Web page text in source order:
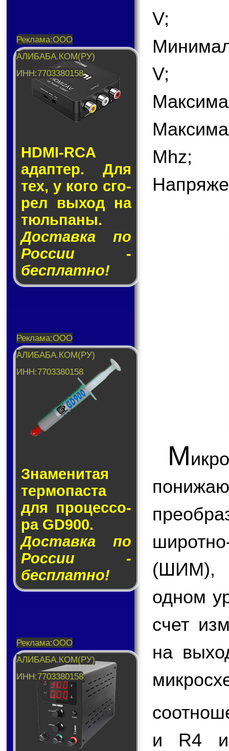
HDMI-RCA
адап­тер. Для
тех, у кого сго­
рел вы­ход на
тюль­па­ны.
Доставка по
России -
бесплатно!
Знаменитая
тер­мо­пас­та
для про­цес­со­
ра GD900.
Доставка по
России -
бесплатно!
V;
V;
Mhz;
М
(ШИМ),
одном
счет
на
и R4 и